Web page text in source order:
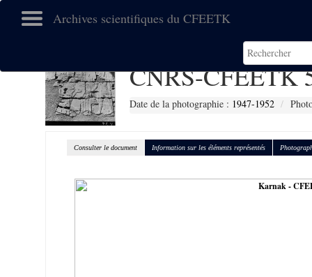
Archives scientifiques du CFEETK
CNRS-CFEETK
Date de la photographie : 1947-1952
Consulter le document Information sur les éléments représentés